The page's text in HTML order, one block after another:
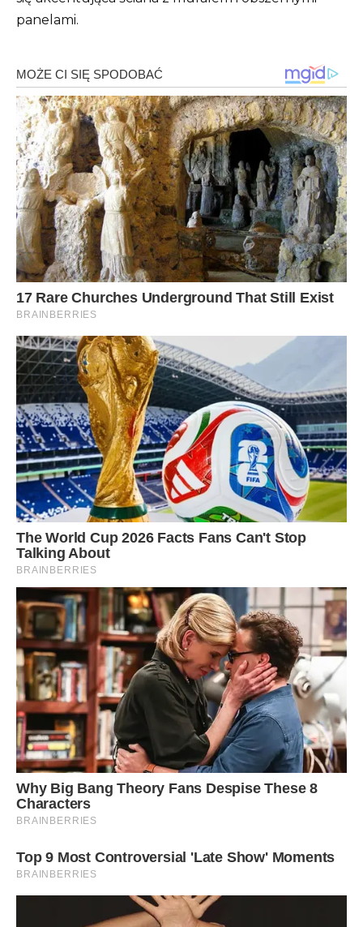
panelami.